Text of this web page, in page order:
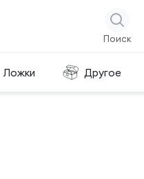
Поиск
Ложки Другое